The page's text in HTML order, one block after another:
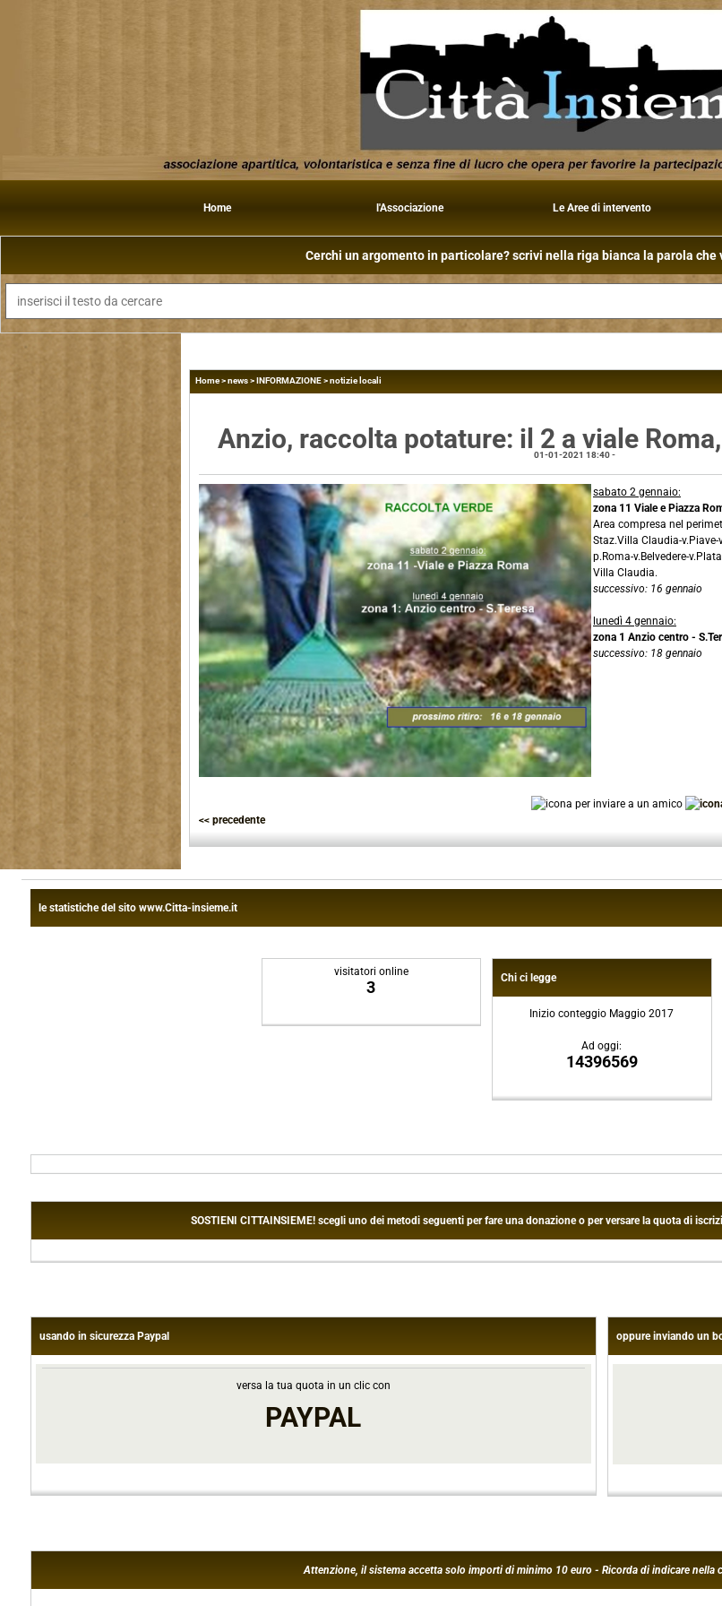
Home l'Associazione Le Aree di intervento
Cerchi un argomento in particolare? scrivi nella riga bianca la parola
Home>news>INFORMAZIONE>notizie locali
Anzio, raccolta potature: il 2 a viale
01-01-2021 18:40-
sabato 2 gennaio:
zona 11 Viale e Piazza
Area compresa nel
Staz.Villa Claudia-
p.Roma-v.Belvedere-
Villa Claudia.
successivo: 16 gennaio
lunedì 4 gennaio:
zona 1 Anzio centro -
successivo: 18 gennaio
<< precedente
le statistiche del sito www.Citta-insieme.it
visitatori online
3 Chi ci legge
Inizio conteggio Maggio 2017
Ad oggi:
14396569
SOSTIENI CITTAINSIEME! scegli uno dei metodi seguenti per fare una donazione o per versare la quota di
usando in sicurezza Paypal
versa la tua quota in un clic con
PAYPAL
oppure inviando un
Attenzione, il sistema accetta solo importi di minimo 10 euro - Ricorda di indicare nella